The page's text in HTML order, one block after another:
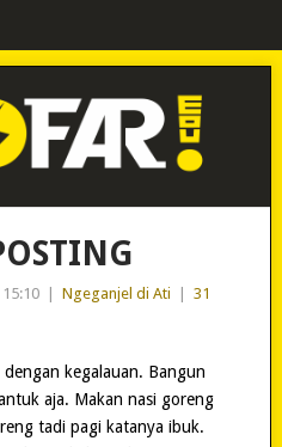
Ngeganjel di Ati
31
kegalauan. Bangun
aja. Makan nasi goreng
tadi pagi katanya ibuk.